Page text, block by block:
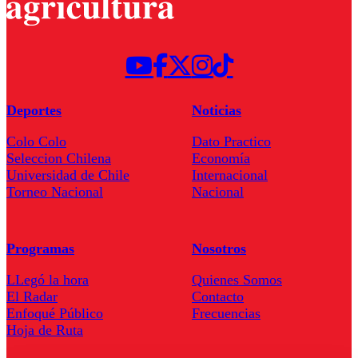
Deportes
Colo Colo
Seleccion Chilena
Universidad de Chile
Torneo Nacional
Noticias
Dato Practico
Economía
Internacional
Nacional
Programas
LLegó la hora
El Radar
Enfoqué Público
Hoja de Ruta
Nosotros
Quienes Somos
Contacto
Frecuencias